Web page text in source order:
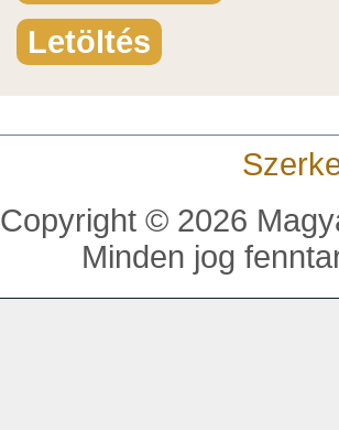
Letöltés
Copyright © 2026
Minden jog